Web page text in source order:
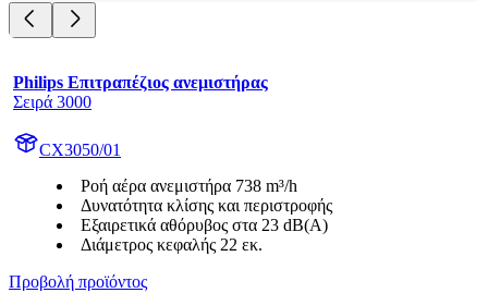
Philips Επιτραπέζιος ανεμιστήρας
Σειρά 3000
CX3050/01
Ροή αέρα ανεμιστήρα 738 m³/h
Δυνατότητα κλίσης και περιστροφής
Εξαιρετικά αθόρυβος στα 23 dB(A)
Διάμετρος κεφαλής 22 εκ.
Προβολή προϊόντος